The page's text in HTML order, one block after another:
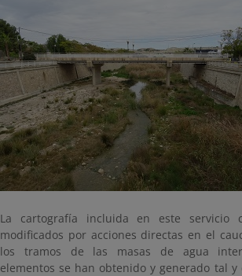
La cartografía incluida en este servicio
modificados por acciones directas en el
los tramos de las masas de agua
elementos se han obtenido y generado tal y